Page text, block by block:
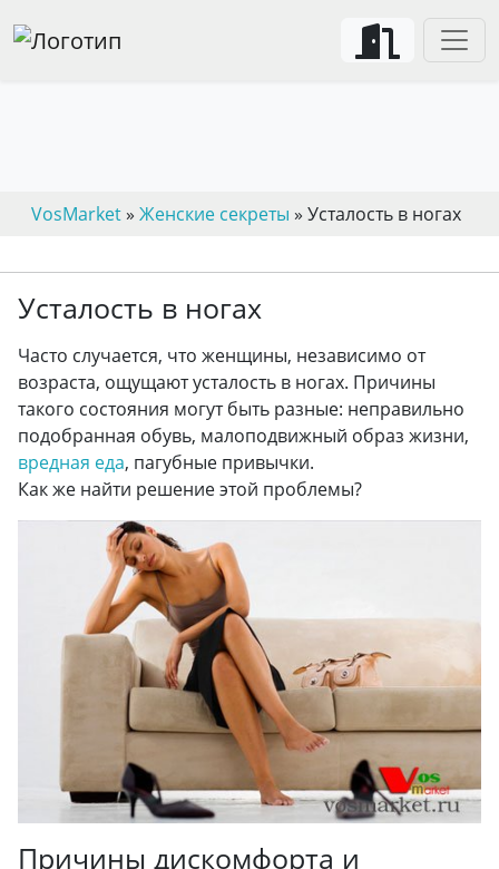
VosMarket» Женские секреты » Усталость в ногах
Усталость в ногах
Часто случается, что женщины, независимо от
возраста, ощущают усталость в ногах. Причины
такого состояния могут быть разные: неправильно
подобранная обувь, малоподвижный образ жизни,
вредная еда, пагубные привычки.
Как же найти решение этой проблемы?
Причины дискомфорта и